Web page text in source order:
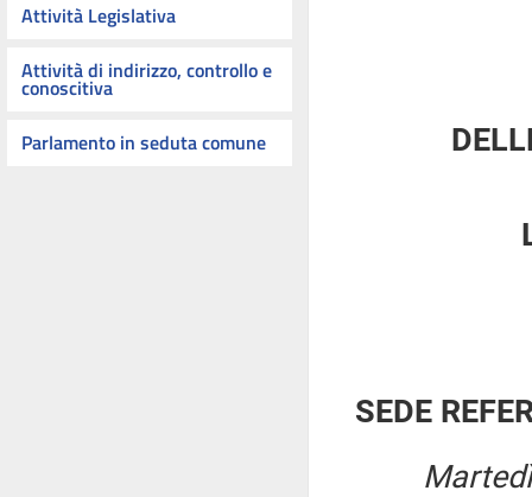
Attività Legislativa
Attività di indirizzo, controllo e
conoscitiva
Parlamento in seduta comune
SEDE